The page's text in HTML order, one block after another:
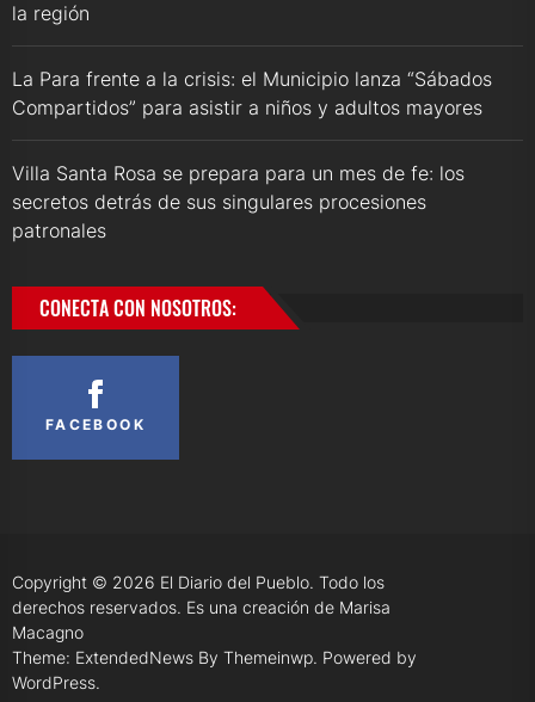
la región
La Para frente a la crisis: el Municipio lanza “Sábados
Compartidos” para asistir a niños y adultos mayores
Villa Santa Rosa se prepara para un mes de fe: los
secretos detrás de sus singulares procesiones
patronales
CONECTA CON NOSOTROS:
FACEBOOK
Copyright © 2026 El Diario del Pueblo. Todo los
derechos reservados. Es una creación de Marisa
Macagno
Theme: ExtendedNews By Themeinwp. Powered by
WordPress.